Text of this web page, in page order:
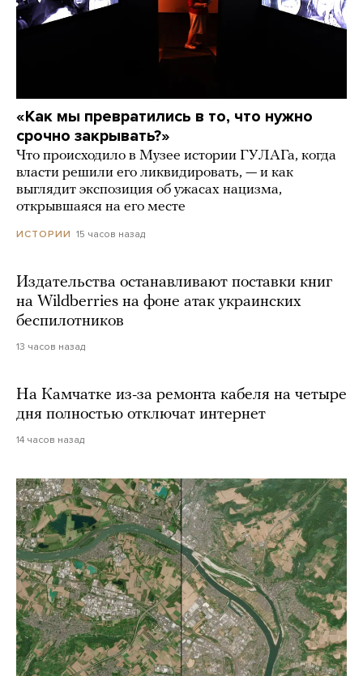
«Как мы превратились в то, что нужно
срочно закрывать?»
Что происходило в Музее истории ГУЛАГа, когда
власти решили его ликвидировать, — и как
выглядит экспозиция об ужасах нацизма,
открывшаяся на его месте
ИСТОРИИ 15 часов назад
Издательства останавливают поставки книг
на Wildberries на фоне атак украинских
беспилотников
13 часов назад
На Камчатке из-за ремонта кабеля на четыре
дня полностью отключат интернет
14 часов назад